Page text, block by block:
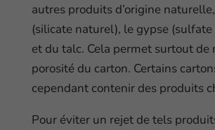
autres produits d’origine
(silicate naturel), le gypse
et du talc. Cela permet surtout de
porosité du carton. Certains
cependant contenir des produits
Pour éviter un rejet de tels